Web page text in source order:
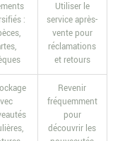
:
Utiliser le
service après-
vente pour
réclamations
et retours
Revenir
fréquemment
pour
découvrir les